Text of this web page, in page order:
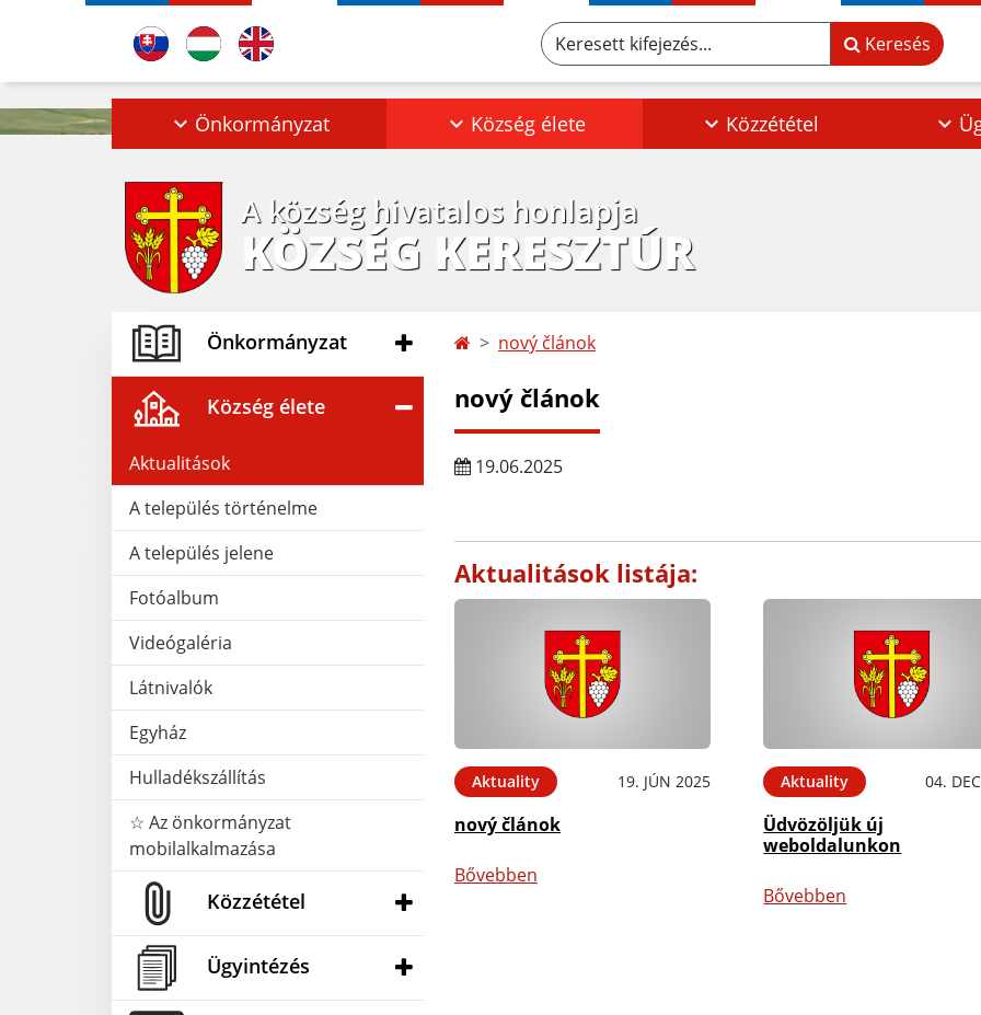
Keresett kifejezés... Keresés
Önkormányzat Község élete Közzététel
A község hivatalos honlapja
KÖZSÉG KERESZTÚR
Önkormányzat
Község élete
Aktualitások
A település történelme
A település jelene
Fotóalbum
Videógaléria
Látnivalók
Egyház
Hulladékszállítás
☆ Az önkormányzat
mobilalkalmazása
Közzététel
Ügyintézés
nový článok
nový článok
19.06.2025
Aktualitások listája:
Aktuality 19. JÚN 2025
nový článok
Bővebben
Aktuality 04.
Üdvözöljük új
weboldalunkon
Bővebben